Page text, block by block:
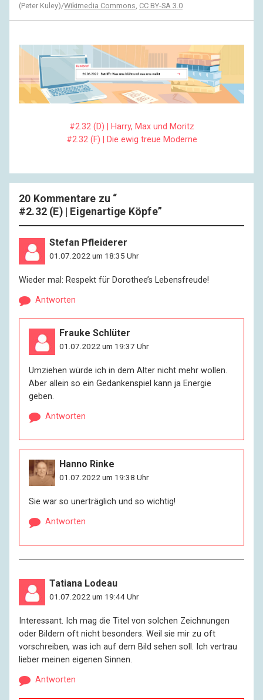
(Peter Kuley)/Wikimedia Commons, CC BY-SA 3.0
#2.32 (D) | Harry, Max und Moritz
#2.32 (F) | Die ewig treue Moderne
20 Kommentare zu “
#2.32 (E) | Eigenartige Köpfe”
Stefan Pfleiderer
01.07.2022 um 18:35 Uhr
Wieder mal: Respekt für Dorothee’s Lebensfreude!
Antworten
Frauke Schlüter
01.07.2022 um 19:37 Uhr
Umziehen würde ich in dem Alter nicht mehr wollen.
Aber allein so ein Gedankenspiel kann ja Energie
geben.
Antworten
Hanno Rinke
01.07.2022 um 19:38 Uhr
Sie war so unerträglich und so wichtig!
Antworten
Tatiana Lodeau
01.07.2022 um 19:44 Uhr
Interessant. Ich mag die Titel von solchen Zeichnungen
oder Bildern oft nicht besonders. Weil sie mir zu oft
vorschreiben, was ich auf dem Bild sehen soll. Ich vertrau
lieber meinen eigenen Sinnen.
Antworten